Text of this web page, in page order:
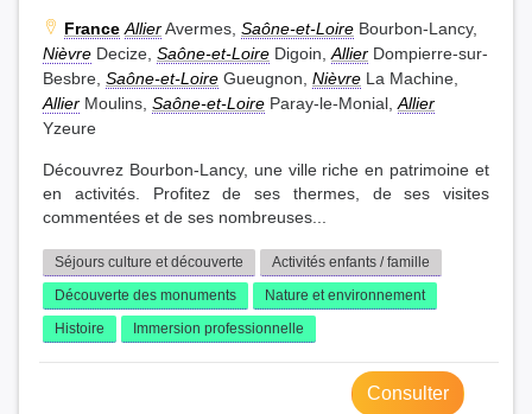
France AllierAvermes, Saône-et-Loire Bourbon-Lancy,
Nièvre Decize, Saône-et-Loire Digoin, Allier Dompierre-sur-
Besbre, Saône-et-Loire Gueugnon, Nièvre La Machine,
Allier Moulins, Saône-et-Loire Paray-le-Monial, Allier
Yzeure
Découvrez Bourbon-Lancy, une ville riche en patrimoine et
en activités. Profitez de ses thermes, de ses visites
commentées et de ses nombreuses...
Séjours culture et découverte
Activités enfants / famille
Découverte des monuments
Nature et environnement
Histoire
Immersion professionnelle
Consulter